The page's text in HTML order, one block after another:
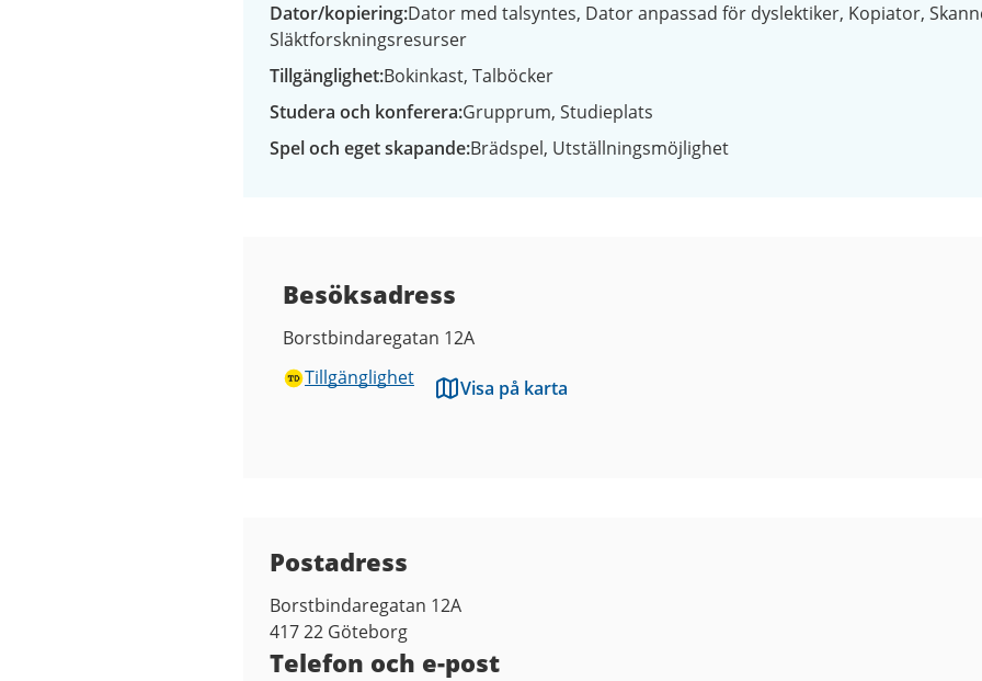
Dator/kopiering Dator med talsyntes Dator anpassad för dyslektiker Kopiator
Släktforskningsresurser
Tillgänglighet Bokinkast Talböcker
Studera och konferera Grupprum Studieplats
Spel och eget skapande Brädspel Utställningsmöjlighet
Besöksadress
Borstbindaregatan 12A
Tillgänglighet
Visa på karta
Postadress
Borstbindaregatan 12A
417 22 Göteborg
Telefon och e-post